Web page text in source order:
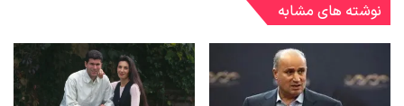
نوشته های مشابه